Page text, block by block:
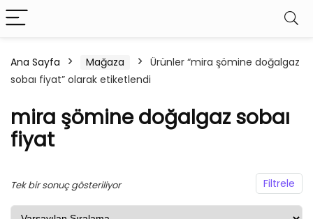
Ana Sayfa Mağaza
Ürünler “mira şömine doğalgaz
sobaı fiyat” olarak etiketlendi
mira şömine doğalgaz sobaı
fiyat
Filtrele
Tek bir sonuç gösteriliyor